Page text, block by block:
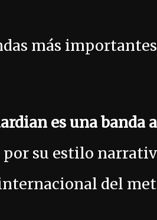
más
es una banda
por su estilo
del